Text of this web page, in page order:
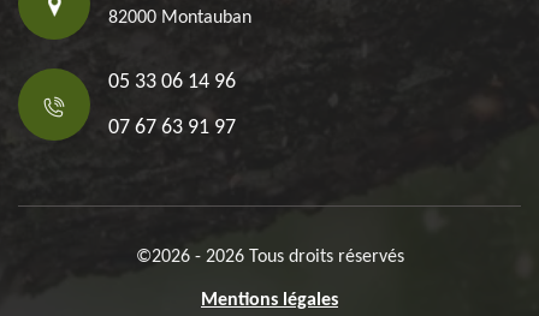
82000 Montauban
05 33 06 14 96
07 67 63 91 97
©2026 - 2026 Tous droits réservés
Mentions légales